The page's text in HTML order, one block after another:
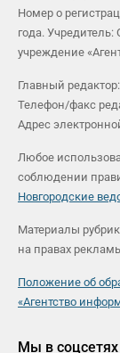
Номер о
года.
учреждение
Главный
Телефон/факс
Адрес
Любое
соблюдении
Новгородские
Материалы
на правах
Положение об
«Агентство
Мы в соцсетях